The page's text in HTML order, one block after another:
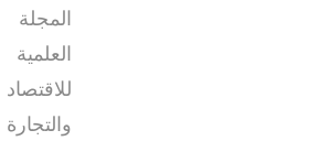
المجلة
العلمية
للاقتصاد
والتجارة